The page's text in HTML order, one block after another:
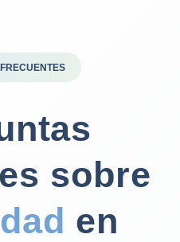
sobre
en